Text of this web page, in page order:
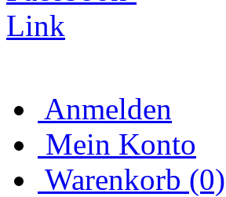
Anmelden
Mein Konto
Warenkorb (0)